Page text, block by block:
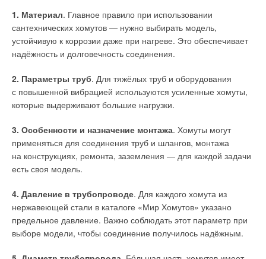
1. Материал. Главное правило при использовании
сантехнических хомутов — нужно выбирать модель,
устойчивую к коррозии даже при нагреве. Это обеспечивает
надёжность и долговечность соединения.
2. Параметры труб. Для тяжёлых труб и оборудования
с повышенной вибрацией используются усиленные хомуты,
которые выдерживают большие нагрузки.
3. Особенности и назначение монтажа. Хомуты могут
применяться для соединения труб и шлангов, монтажа
на конструкциях, ремонта, заземления — для каждой задачи
есть своя модель.
4. Давление в трубопроводе. Для каждого хомута из
нержавеющей стали в каталоге «Мир Хомутов» указано
предельное давление. Важно соблюдать этот параметр при
выборе модели, чтобы соединение получилось надёжным.
с результатами оптического контрастирования получены
значения эквивалентной шероховатости Кэ.
2. В соответствии с проведёнными расчётами по двум
достаточно близкие величины эквивалентной шероховатости
Кэ, как для трубы из полиэтилена (разница значений
составила порядка 0,001 мм), так и для трубы из ВЧШГ
для труб из полиэтилена и из ВЧШГ результаты разнились
на 0,00114 мм, то есть расхождение составило 2,66%.
3. Получены расчётные зависимости по определению
при заданных параметрах и произведено сравнение
результатов по возможности выбора наиболее экономичного
решения по применению материала труб в системах
транспортировки воды по напорному трубопроводу, то есть